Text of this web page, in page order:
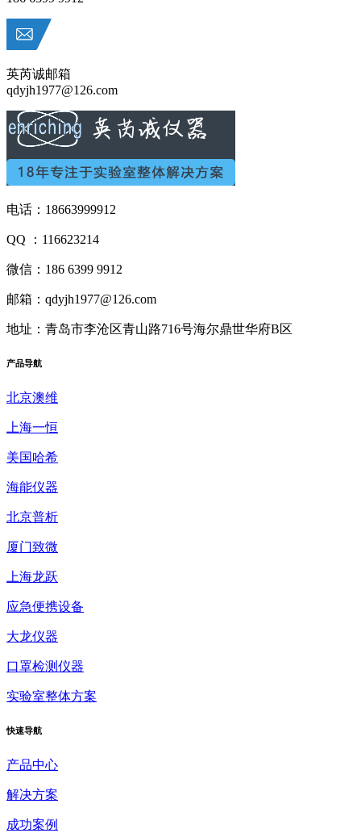
英芮诚邮箱
qdyjh1977@126.com
电话：18663999912
QQ ：116623214
微信：186 6399 9912
邮箱：qdyjh1977@126.com
地址：青岛市李沧区青山路716号海尔鼎世华府B区
产品导航
北京澳维
上海一恒
美国哈希
海能仪器
北京普析
厦门致微
上海龙跃
应急便携设备
大龙仪器
口罩检测仪器
实验室整体方案
快速导航
产品中心
解决方案
成功案例